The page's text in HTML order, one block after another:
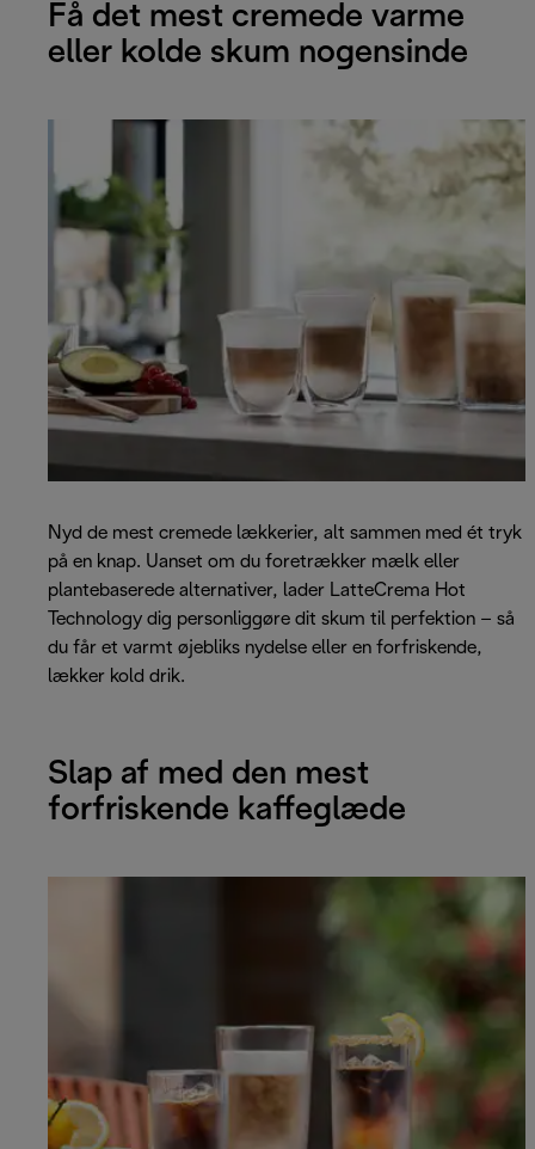
Få det mest cremede varme
eller kolde skum nogensinde
Nyd de mest cremede lækkerier, alt sammen med ét tryk
på en knap. Uanset om du foretrækker mælk eller
plantebaserede alternativer, lader LatteCrema Hot
Technology dig personliggøre dit skum til perfektion – så
du får et varmt øjebliks nydelse eller en forfriskende,
lækker kold drik.
Slap af med den mest
forfriskende kaffeglæde